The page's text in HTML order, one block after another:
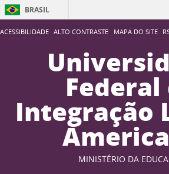
ACESSIBILIDADE ALTO CONTRASTE MAPA DO SITE
BRASIL
Federal
Integração
MINISTÉRIO DA